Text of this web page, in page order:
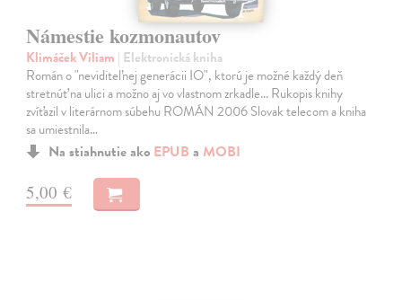
Námestie kozmonautov
Klimáček Viliam | Elektronická kniha
Román o "neviditeľnej generácii IO", ktorú je možné každý deň
stretnúť na ulici a možno aj vo vlastnom zrkadle... Rukopis knihy
zvíťazil v literárnom súbehu ROMÁN 2006 Slovak telecom a kniha
sa umiestnila…
Na stiahnutie ako EPUB a MOBI
5,00 €